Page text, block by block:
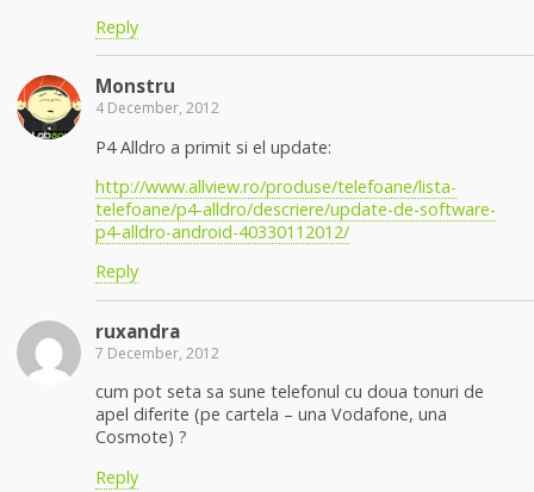
Reply
Monstru
4 December, 2012
P4 Alldro a primit si el update:
http://www.allview.ro/produse/telefoane/lista-
telefoane/p4-alldro/descriere/update-de-software-
p4-alldro-android-40330112012/
Reply
ruxandra
7 December, 2012
cum pot seta sa sune telefonul cu doua tonuri de
apel diferite (pe cartela – una Vodafone, una
Cosmote) ?
Reply